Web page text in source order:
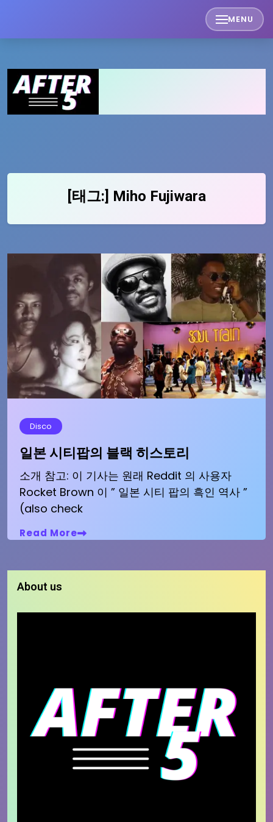
content
MENU
[태그:] Miho Fujiwara
Disco
일본 시티팝의 블랙 히스토리
소개 참고: 이 기사는 원래 Reddit 의 사용자
Rocket Brown 이 ” 일본 시티 팝의 흑인 역사 ”
(also check
Read More
About us